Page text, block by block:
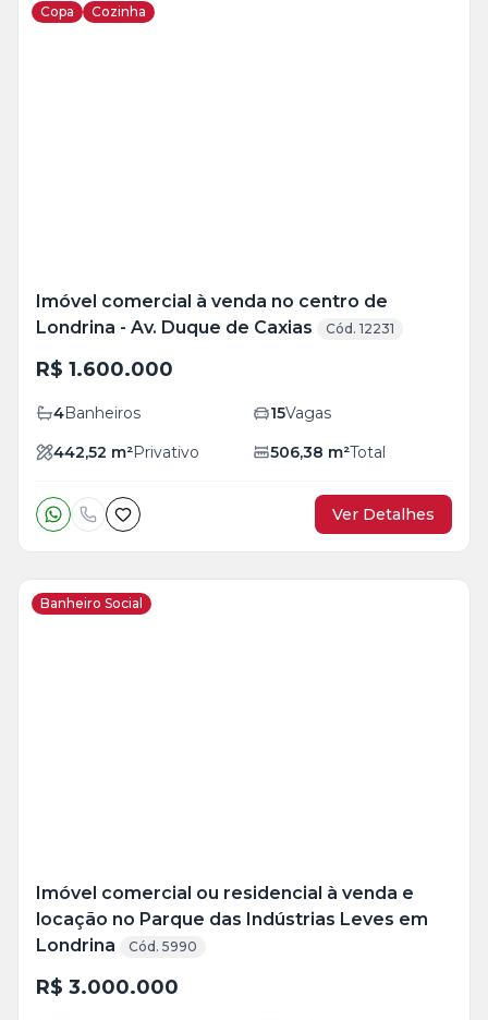
Copa Cozinha
Imóvel comercial à venda no centro de
Londrina - Av. Duque de Caxias
Cód. 12231
R$ 1.600.000
4Banheiros 15Vagas
442,52 m²Privativo 506,38 m²Total
Ver Detalhes
Banheiro Social
Imóvel comercial ou residencial à venda e
locação no Parque das Indústrias Leves em
Londrina
Cód. 5990
R$ 3.000.000